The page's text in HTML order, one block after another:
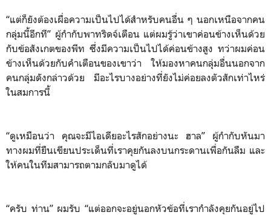
“แต่ก็ยังต้องเผื่อความเป็นไปได้สำหรับคนอื่น ๆ นอกเหนือจากคน
กลุ่มนี้อีกที” ผู้กำกับพาทริดจ์เตือน แต่ผมรู้ว่าเขาค่อนข้างเห็นด้วย
กับข้อสังเกตของพีท ซึ่งมีความเป็นไปได้ค่อนข้างสูง ทว่าผมค่อน
ข้างเห็นด้วยกับคำเตือนของเขาว่า ให้มองหาคนกลุ่มอื่นนอกจาก
คนกลุ่มดังกล่าวด้วย มีอะไรบางอย่างที่ยังไม่ค่อยลงตัวสักเท่าไหร่
ในสมการนี้
“ดูเหมือนว่า คุณจะมีไอเดียอะไรสักอย่างนะ ฮาล” ผู้กำกับหันมา
ทางผมที่ยืนเขียนประเด็นที่เราคุยกันลงบนกระดานเพื่อกันลืม และ
ให้คนในทีมสามารถตามกลับมาดูได้
“ครับ ท่าน” ผมรับ “แต่ออกจะอยู่นอกหัวข้อที่เรากำลังคุยกันอยู่ไป